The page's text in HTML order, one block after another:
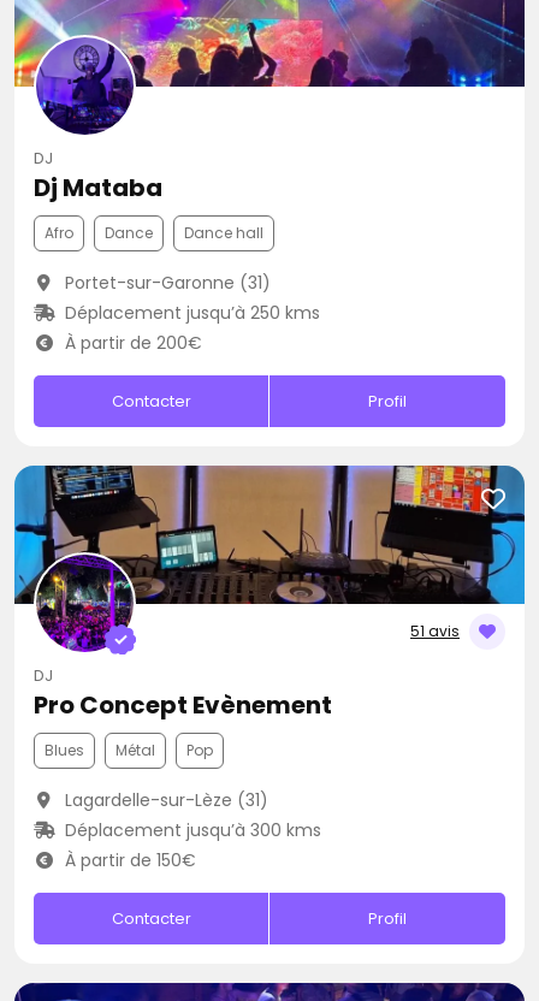
DJ
Dj Mataba
Afro Dance Dance hall
Portet-sur-Garonne (31)
Déplacement jusqu’à 250 kms
À partir de 200€
Contacter Profil
51 avis
DJ
Pro Concept Evènement
Blues Métal Pop
Lagardelle-sur-Lèze (31)
Déplacement jusqu’à 300 kms
À partir de 150€
Contacter Profil